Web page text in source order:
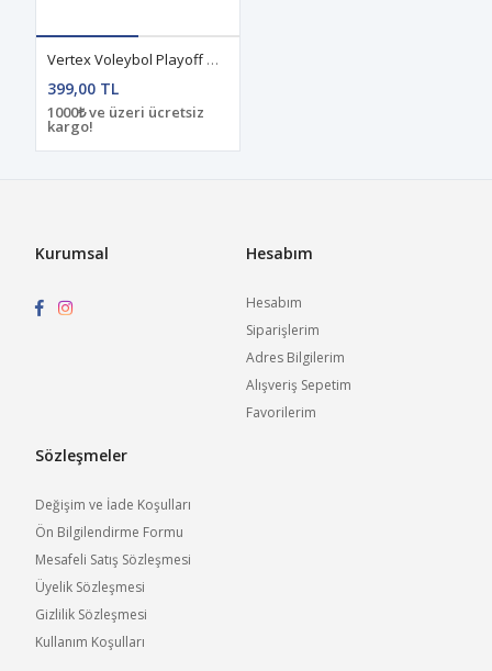
Vertex Voleybol Playoff Dizlik Siyah
399,00 TL
1000₺ ve üzeri ücretsiz
kargo!
Kurumsal Hesabım
Hesabım
Siparişlerim
Adres Bilgilerim
Alışveriş Sepetim
Favorilerim
Sözleşmeler
Değişim ve İade Koşulları
Ön Bilgilendirme Formu
Mesafeli Satış Sözleşmesi
Üyelik Sözleşmesi
Gizlilik Sözleşmesi
Kullanım Koşulları